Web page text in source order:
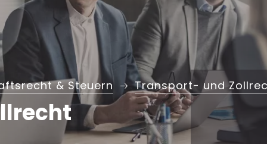
& Steuern Transport- und